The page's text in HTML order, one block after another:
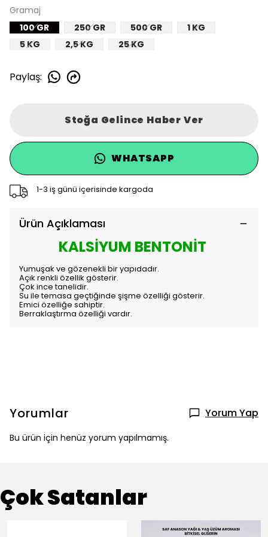
Gramaj
100 GR
250 GR 500 GR
1 KG
5 KG
2,5 KG 25 KG
Paylaş:
Stoğa Gelince Haber Ver
WHATSAPP
1-3 iş günü içerisinde kargoda
Ürün Açıklaması
KALSİYUM BENTONİT
Yumuşak ve gözenekli bir yapıdadır.
Açık renkli özellik gösterir.
Çok ince tanelidir.
Su ile temasa geçtiğinde şişme özelliği gösterir.
Emici özelliğe sahiptir.
Berraklaştırma özelliği vardır.
Yorumlar Yorum Yap
Bu ürün için henüz yorum yapılmamış.
Çok Satanlar